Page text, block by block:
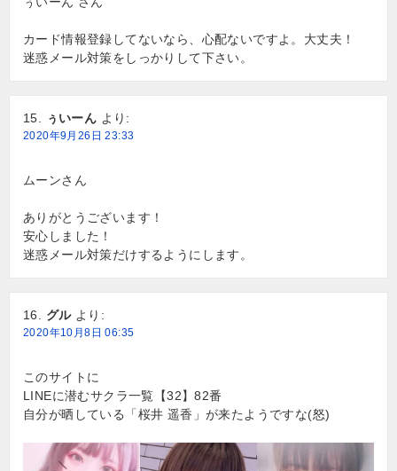
カード情報登録してないなら、心配ないですよ。大丈夫！
迷惑メール対策をしっかりして下さい。
ぅいーん より:
2020年9月26日 23:33
ムーンさん
ありがとうございます！
安心しました！
迷惑メール対策だけするようにします。
グル より:
2020年10月8日 06:35
このサイトに
LINEに潜むサクラ一覧【32】82番
自分が晒している「桜井 遥香」が来たようですな(怒)